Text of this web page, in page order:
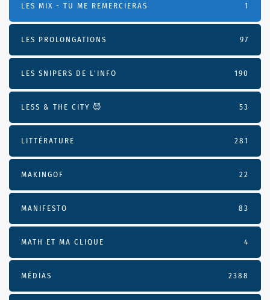
LES MIX - TU ME REMERCIERAS 1
LES PROLONGATIONS 97
LES SNIPERS DE L’INFO 190
LESS & THE CITY 😈 53
LITTÉRATURE 281
MAKINGOF 22
MANIFESTO 83
MATH ET MA CLIQUE 4
MÉDIAS 2388